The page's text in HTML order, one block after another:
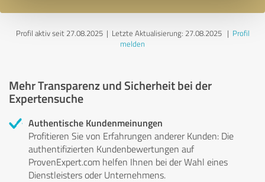
Profil aktiv seit 27.08.2025 | Letzte Aktualisierung: 27.08.2025| Profil
melden
Mehr Transparenz und Sicherheit bei der
Expertensuche
Authentische Kundenmeinungen
Profitieren Sie von Erfahrungen anderer Kunden: Die
authentifizierten Kundenbewertungen auf
ProvenExpert.com helfen Ihnen bei der Wahl eines
Dienstleisters oder Unternehmens.